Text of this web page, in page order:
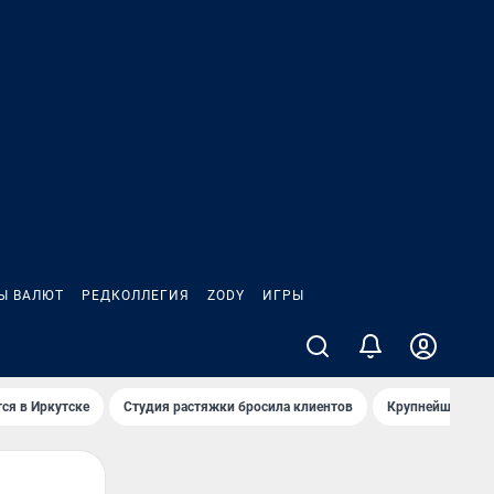
ВАЛЮТ РЕДКОЛЛЕГИЯ ZODY ИГРЫ
в Иркутске Студия растяжки бросила клиентов Крупнейшие